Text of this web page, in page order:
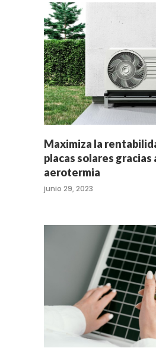
Maximiza la
placas solares gracias
aerotermia
junio 29, 2023